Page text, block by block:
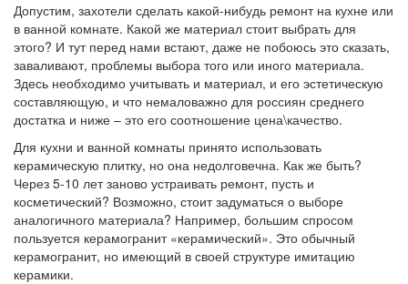
Допустим, захотели сделать какой-нибудь ремонт на кухне или
в ванной комнате. Какой же материал стоит выбрать для
этого? И тут перед нами встают, даже не побоюсь это сказать,
заваливают, проблемы выбора того или иного материала.
Здесь необходимо учитывать и материал, и его эстетическую
составляющую, и что немаловажно для россиян среднего
достатка и ниже – это его соотношение цена\качество.
Для кухни и ванной комнаты принято использовать
керамическую плитку, но она недолговечна. Как же быть?
Через 5-10 лет заново устраивать ремонт, пусть и
косметический? Возможно, стоит задуматься о выборе
аналогичного материала? Например, большим спросом
пользуется керамогранит «керамический». Это обычный
керамогранит, но имеющий в своей структуре имитацию
керамики.